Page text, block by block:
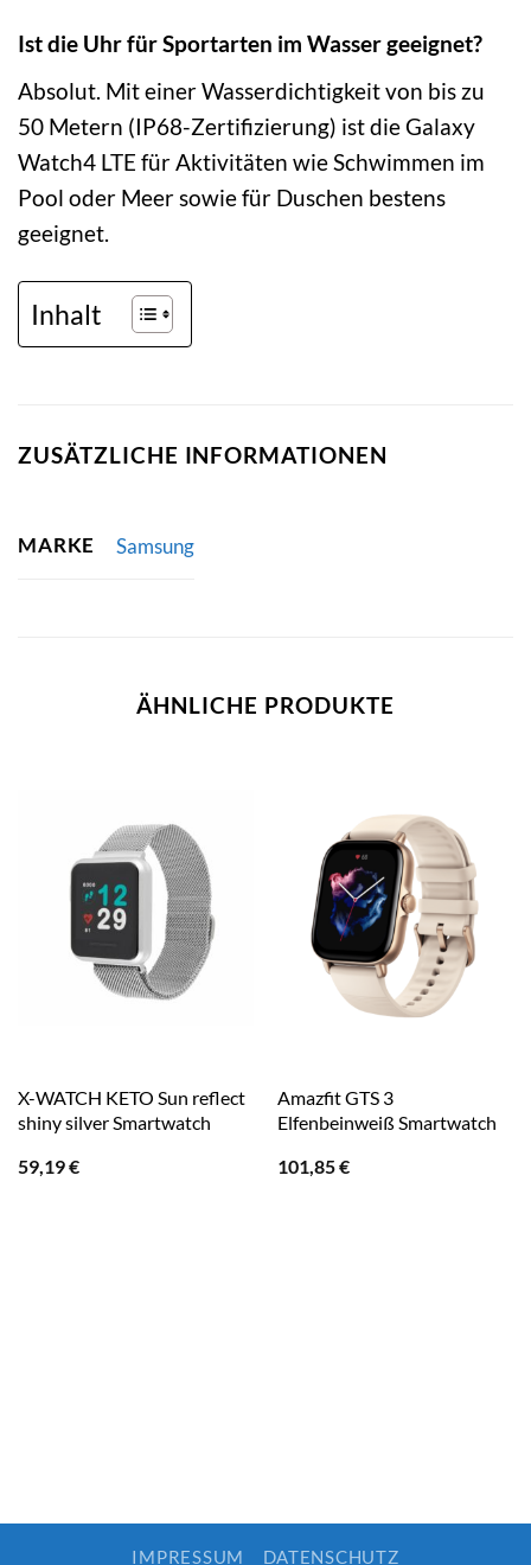
Ist die Uhr für Sportarten im Wasser geeignet?
Absolut. Mit einer Wasserdichtigkeit von bis zu
50 Metern (IP68-Zertifizierung) ist die Galaxy
Watch4 LTE für Aktivitäten wie Schwimmen im
Pool oder Meer sowie für Duschen bestens
geeignet.
Inhalt
ZUSÄTZLICHE INFORMATIONEN
MARKE Samsung
ÄHNLICHE PRODUKTE
X-WATCH KETO Sun reflect
shiny silver Smartwatch
59,19€
Amazfit GTS 3
Elfenbeinweiß Smartwatch
101,85€
IMPRESSUM DATENSCHUTZ